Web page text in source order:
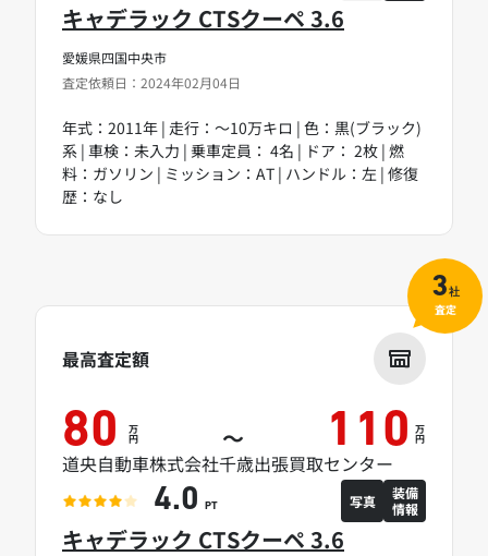
愛媛県四国中央市
査定依頼日：2024年02月04日
キャデラック CTSクーペ 3.6
年式：2011年 | 走行：～10万キロ | 色：黒(ブラック)
系 | 車検：未入力 | 乗車定員： 4名 | ドア： 2枚 | 燃
料：ガソリン | ミッション：AT | ハンドル：左 | 修復
歴：なし
キャデラック CTSクーペ 3.6
最高査定額
80 万
円 ～ 110 万
円
道央自動車株式会社千歳出張買取センター
4.0 PT 写真
装備
情報
3社
査定